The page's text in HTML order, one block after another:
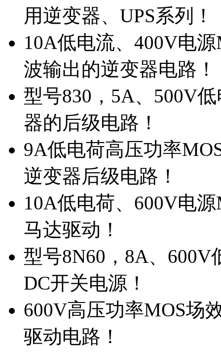
用逆变器、UPS系列！
10A低电流、400V电
波输出的逆变器电路！
型号830，5A、500V
器的后级电路！
9A低电荷高压功率
逆变器后级电路！
10A低电荷、600V电
马达驱动！
型号8N60，8A、
DC开关电源！
600V高压功率MOS场
驱动电路！